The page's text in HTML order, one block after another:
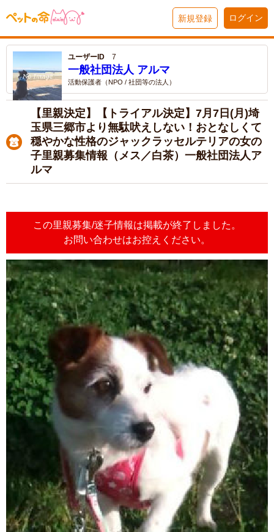
新規登録 ログイン
ユーザーID 7
一般社団法人 アルマ
活動保護者（NPO / 社団等の法人）
【里親決定】【トライアル決定】7月7日(月)埼
玉県三郷市より無駄吠えしない！おとなしくて
穏やかな性格のジャックラッセルテリアの女の
子里親募集情報（メス／白茶）一般社団法人ア
ルマ
この里親募集/迷子情報は掲載が終了しました。
お問い合わせはお控えください。